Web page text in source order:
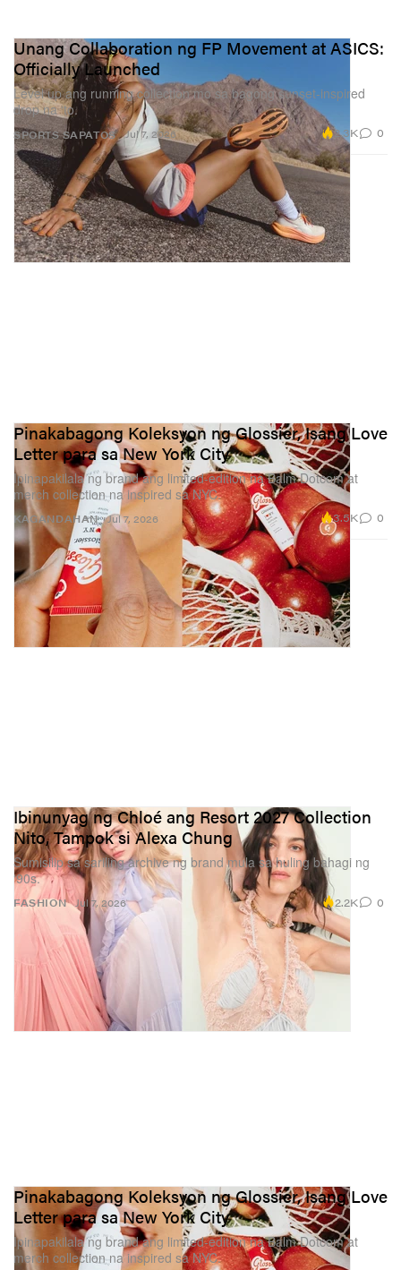
SPORTS SAPATOS
Unang Collaboration ng FP Movement at ASICS:
Officially Launched
Level up ang running collection mo sa bagong sunset-inspired
drop na ‘to.
Jul 7, 2026 2.3K 0
KAGANDAHAN
Pinakabagong Koleksyon ng Glossier, Isang Love
Letter para sa New York City
Ipinapakilala ng brand ang limited-edition na Balm Dotcom at
merch collection na inspired sa NYC.
Jul 7, 2026 3.5K 0
FASHION
Ibinunyag ng Chloé ang Resort 2027 Collection
Nito, Tampok si Alexa Chung
Sumisilip sa sariling archive ng brand mula sa huling bahagi ng
‘90s.
Jul 7, 2026 2.2K 0
Pinakabagong Koleksyon ng Glossier, Isang Love
Letter para sa New York City
Ipinapakilala ng brand ang limited-edition na Balm Dotcom at
merch collection na inspired sa NYC.